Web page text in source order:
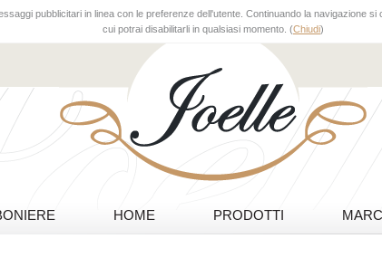
pubblicitari in linea con le preferenze dell'utente. Continuando la navigazione
cui potrai disabilitarli in qualsiasi momento. (Chiudi)
HOME PRODOTTI